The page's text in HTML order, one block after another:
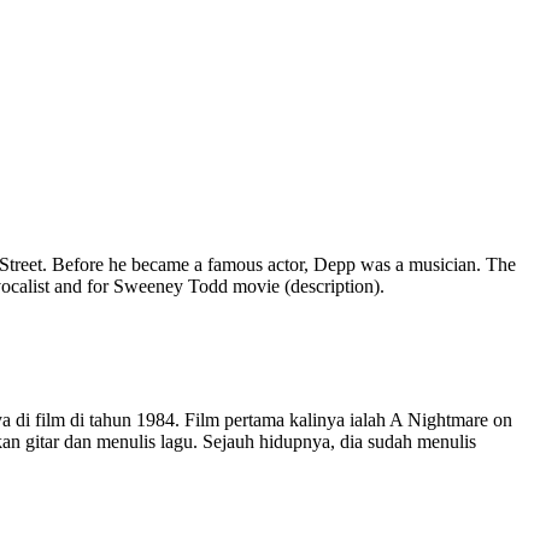
Before he became a famous actor, Depp was a musician. The
and for Sweeney Todd movie (description).
di film di tahun 1984. Film pertama kalinya ialah A Nightmare on
gitar dan menulis lagu. Sejauh hidupnya, dia sudah menulis